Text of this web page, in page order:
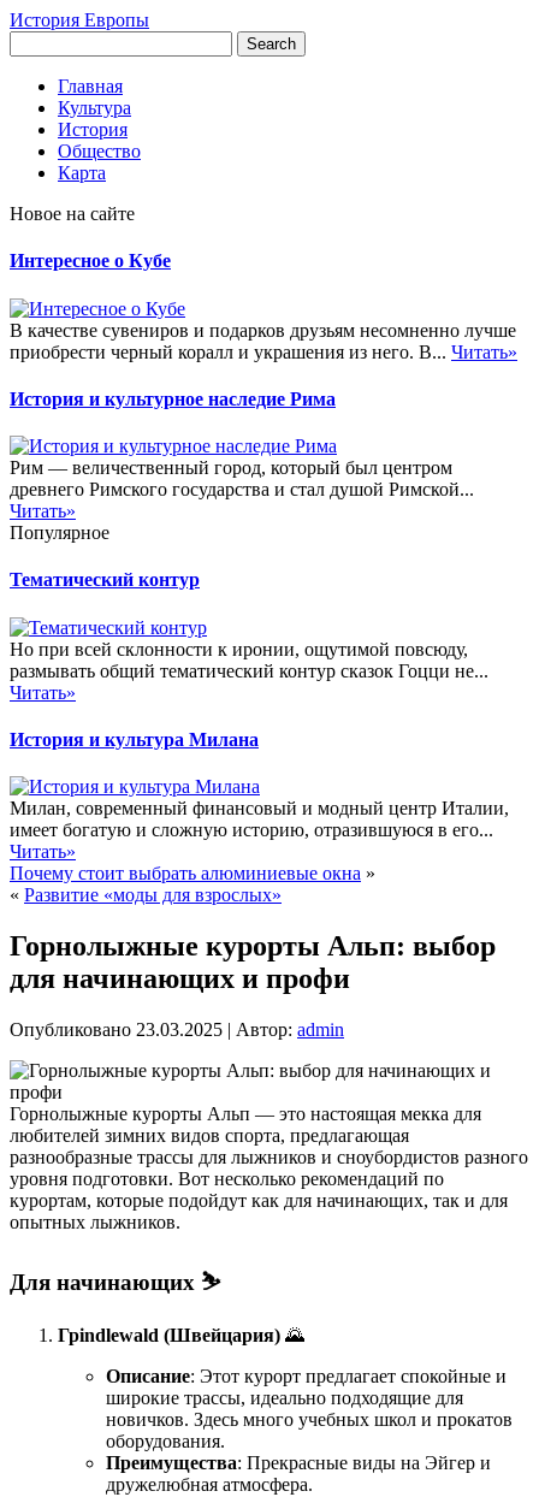
История Европы
Главная
Культура
История
Общество
Карта
Новое на сайте
Интересное о Кубе
В качестве сувениров и подарков друзьям несомненно лучше
приобрести черный коралл и украшения из него. В... Читать»
История и культурное наследие Рима
Рим — величественный город, который был центром
древнего Римского государства и стал душой Римской...
Читать»
Популярное
Тематический контур
Но при всей склонности к иронии, ощутимой повсюду,
размывать общий тематический контур сказок Гоцци не...
Читать»
История и культура Милана
Милан, современный финансовый и модный центр Италии,
имеет богатую и сложную историю, отразившуюся в его...
Читать»
Почему стоит выбрать алюминиевые окна »
« Развитие «моды для взрослых»
Горнолыжные курорты Альп: выбор
для начинающих и профи
Опубликовано 23.03.2025 | Автор: admin
Горнолыжные курорты Альп — это настоящая мекка для
любителей зимних видов спорта, предлагающая
разнообразные трассы для лыжников и сноубордистов разного
уровня подготовки. Вот несколько рекомендаций по
курортам, которые подойдут как для начинающих, так и для
опытных лыжников.
Для начинающих ⛷️
Грindlewald (Швейцария) 🌄
Описание: Этот курорт предлагает спокойные и
широкие трассы, идеально подходящие для
новичков. Здесь много учебных школ и прокатов
оборудования.
Преимущества: Прекрасные виды на Эйгер и
дружелюбная атмосфера.